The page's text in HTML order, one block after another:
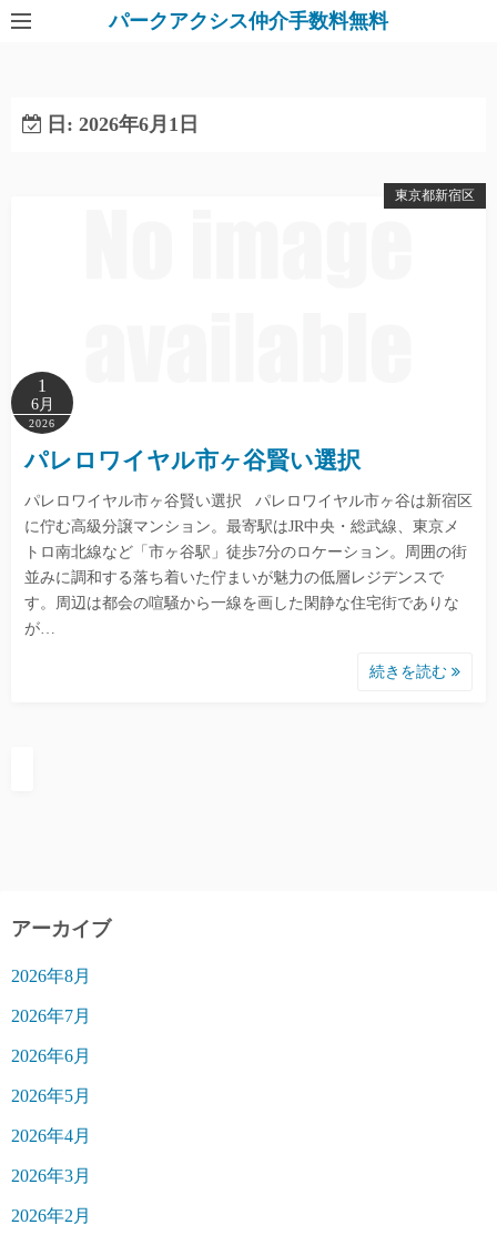
パークアクシス仲介手数料無料
日: 2026年6月1日
東京都新宿区
1
6月
2026
パレロワイヤル市ヶ谷賢い選択
パレロワイヤル市ヶ谷賢い選択 パレロワイヤル市ヶ谷は新宿区
に佇む高級分譲マンション。最寄駅はJR中央・総武線、東京メ
トロ南北線など「市ヶ谷駅」徒歩7分のロケーション。周囲の街
並みに調和する落ち着いた佇まいが魅力の低層レジデンスで
す。周辺は都会の喧騒から一線を画した閑静な住宅街でありな
が…
続きを読む
アーカイブ
2026年8月
2026年7月
2026年6月
2026年5月
2026年4月
2026年3月
2026年2月